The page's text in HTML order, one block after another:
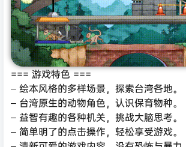
=== 游戏特色 ===
– 绘本风格的多样场景，探索台湾各地。
– 台湾原生的动物角色，认识保育物种。
– 益智有趣的各种机关，挑战大脑思考。
– 简单明了的点击操作，轻松享受游戏。